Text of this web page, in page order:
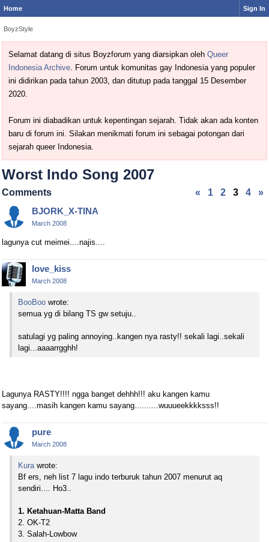
Home Sign In
BoyzStyle
Selamat datang di situs Boyzforum yang diarsipkan oleh Queer
Indonesia Archive. Forum untuk komunitas gay Indonesia yang populer
ini didirikan pada tahun 2003, dan ditutup pada tanggal 15 Desember
2020.
Forum ini diabadikan untuk kepentingan sejarah. Tidak akan ada konten
baru di forum ini. Silakan menikmati forum ini sebagai potongan dari
sejarah queer Indonesia.
Worst Indo Song 2007
« 1 2 3 4 »
Comments
BJORK_X-TINA
March 2008
lagunya cut meimei....najis....
love_kiss
March 2008
BooBoo wrote:
semua yg di bilang TS gw setuju..
satulagi yg paling annoying..kangen nya rasty!! sekali lagi..sekali
lagi...aaaarrgghh!
Lagunya RASTY!!!! ngga banget dehhh!!! aku kangen kamu
sayang....masih kangen kamu sayang..........wuuueekkkksss!!
pure
March 2008
Kurawrote:
Bf ers, neh list 7 lagu indo terburuk tahun 2007 menurut aq
sendiri.... Ho3..
1. Ketahuan-Matta Band
2. OK-T2
3. Salah-Lowbow